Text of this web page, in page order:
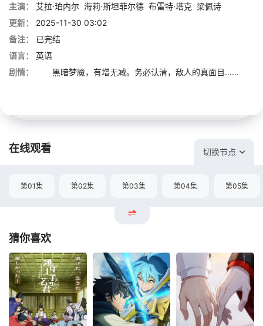
主演：
艾拉·珀内尔 海莉·斯坦菲尔德 布雷特·塔克 梁佩诗
更新：
2025-11-30 03:02
备注：
已完结
语言：
英语
剧情：
黑暗梦魇，有增无减。务必认清，敌人的真面目……
在线观看 切换节点
第01集 第02集 第03集 第04集 第05集
猜你喜欢